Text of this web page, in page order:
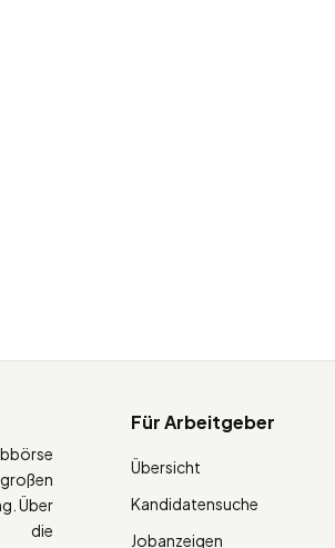
Über
die
Für Arbeitgeber
Übersicht
Kandidatensuche
Jobanzeigen